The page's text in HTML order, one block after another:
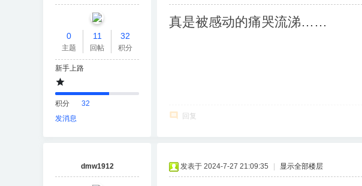
0
主题
11
回帖
32
积分
新手上路
积分
32
发消息
真是被感动的痛哭流涕……
回复
dmw1912 发表于 2024-7-27 21:09:35 显示全部楼层